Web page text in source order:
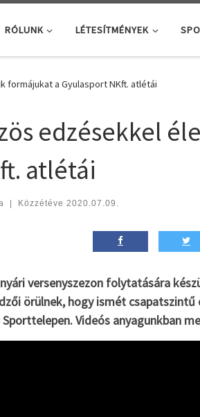
RÓLUNK LÉTESÍTMÉNYEK
formájukat a Gyulasport NKft. atlétái
edzésekkel
atlétái
| Közzétéve 2020.07.09.
versenyszezon folytatására
örülnek, hogy ismét
Sporttelepen. Videós anyagunkban